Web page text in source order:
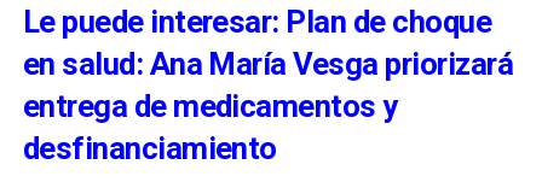
Le puede interesar: Plan de choque
en salud: Ana María Vesga priorizará
entrega de medicamentos y
desfinanciamiento